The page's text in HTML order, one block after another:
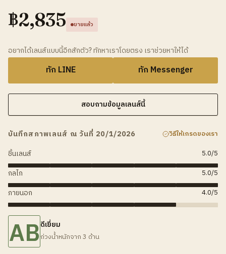
฿2,835 ขายแล้ว
อยากได้เลนส์แบบนี้อีกสักตัว? ทักหาเราโดยตรง เราช่วยหาให้ได้
ทัก LINE ทัก Messenger
สอบถามข้อมูลเลนส์นี้
บันทึกสภาพเลนส์ ณ วันที่ 20/1/2026 วิธีให้เกรดของเรา
ชิ้นเลนส์ 5.0/5
กลไก 5.0/5
ภายนอก 4.0/5
ABดีเยี่ยม
ถ่วงน้ำหนักจาก 3 ด้าน